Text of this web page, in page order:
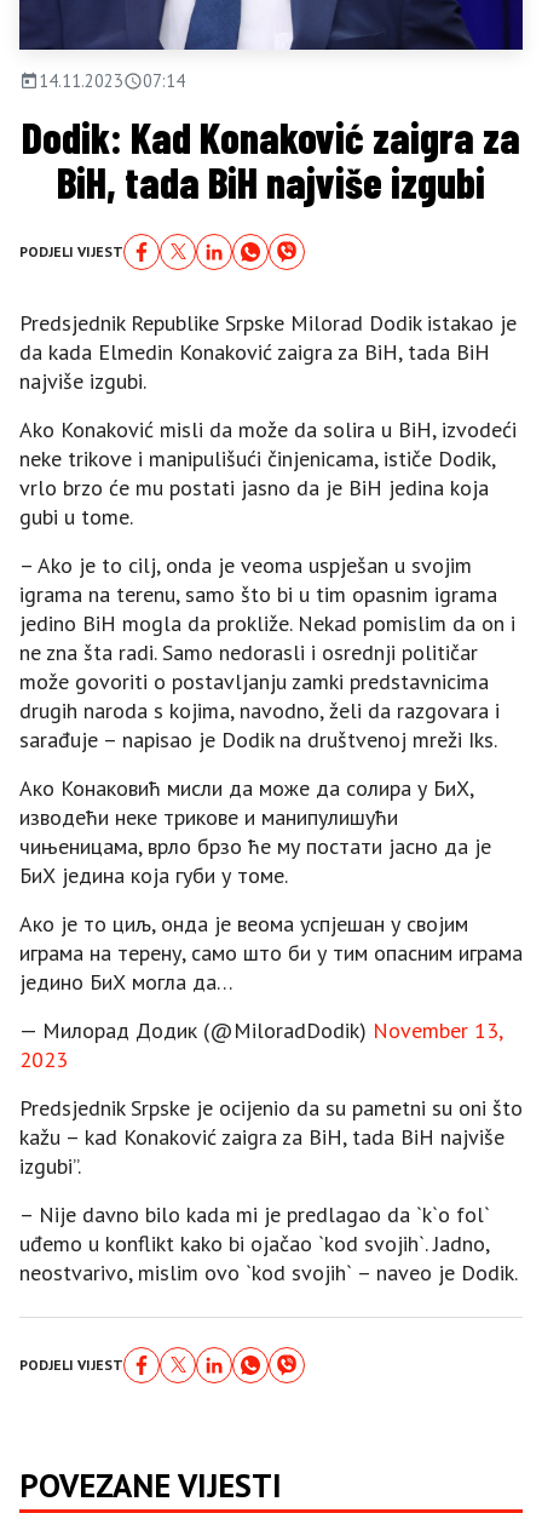
14.11.2023 07:14
Dodik: Kad Konaković zaigra za
BiH, tada BiH najviše izgubi
PODJELI VIJEST
Predsjednik Republike Srpske Milorad Dodik istakao je
da kada Elmedin Konaković zaigra za BiH, tada BiH
najviše izgubi.
Ako Konaković misli da može da solira u BiH, izvodeći
neke trikove i manipulišući činjenicama, ističe Dodik,
vrlo brzo će mu postati jasno da je BiH jedina koja
gubi u tome.
– Ako je to cilj, onda je veoma uspješan u svojim
igrama na terenu, samo što bi u tim opasnim igrama
jedino BiH mogla da prokliže. Nekad pomislim da on i
ne zna šta radi. Samo nedorasli i osrednji političar
može govoriti o postavljanju zamki predstavnicima
drugih naroda s kojima, navodno, želi da razgovara i
sarađuje – napisao je Dodik na društvenoj mreži Iks.
Ако Конаковић мисли да може да солира у БиХ,
изводећи неке трикове и манипулишући
чињеницама, врло брзо ће му постати јасно да је
БиХ једина која губи у томе.
Ако је то циљ, онда је веома успјешан у својим
играма на терену, само што би у тим опасним играма
једино БиХ могла да…
— Милорад Додик (@MiloradDodik) November 13,
2023
Predsjednik Srpske je ocijenio da su pametni su oni što
kažu – kad Konaković zaigra za BiH, tada BiH najviše
izgubi”.
– Nije davno bilo kada mi je predlagao da `k`o fol`
uđemo u konflikt kako bi ojačao `kod svojih`. Јadno,
neostvarivo, mislim ovo `kod svojih` – naveo je Dodik.
PODJELI VIJEST
POVEZANE VIJESTI